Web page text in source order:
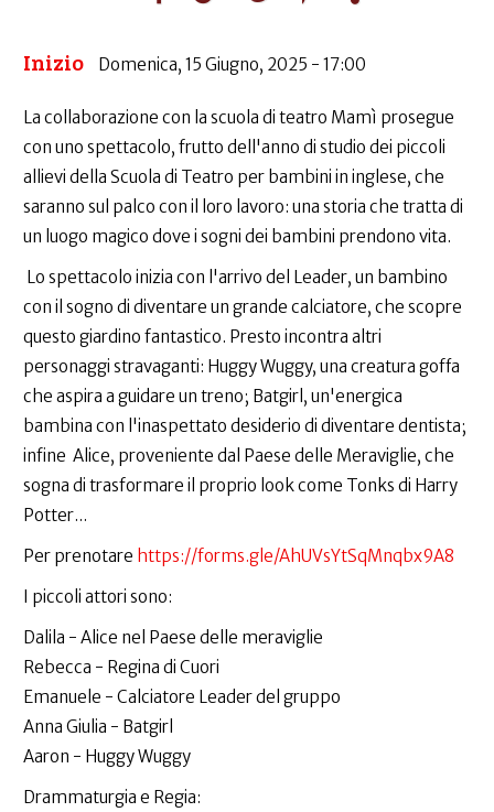
Inizio Domenica, 15 Giugno, 2025 - 17:00
La collaborazione con la scuola di teatro Mamì prosegue
con uno spettacolo, frutto dell'anno di studio dei piccoli
allievi della Scuola di Teatro per bambini in inglese, che
saranno sul palco con il loro lavoro: una storia che tratta di
un luogo magico dove i sogni dei bambini prendono vita.
Lo spettacolo inizia con l'arrivo del Leader, un bambino
con il sogno di diventare un grande calciatore, che scopre
questo giardino fantastico. Presto incontra altri
personaggi stravaganti: Huggy Wuggy, una creatura goffa
che aspira a guidare un treno; Batgirl, un'energica
bambina con l'inaspettato desiderio di diventare dentista;
infine Alice, proveniente dal Paese delle Meraviglie, che
sogna di trasformare il proprio look come Tonks di Harry
Potter...
Per prenotare https://forms.gle/AhUVsYtSqMnqbx9A8
I piccoli attori sono:
Dalila - Alice nel Paese delle meraviglie
Rebecca - Regina di Cuori
Emanuele - Calciatore Leader del gruppo
Anna Giulia - Batgirl
Aaron - Huggy Wuggy
Drammaturgia e Regia: